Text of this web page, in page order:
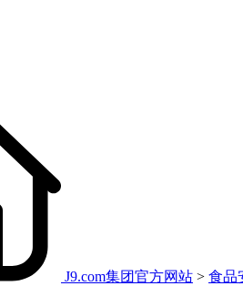
J9.com集团官方网站 > 食品